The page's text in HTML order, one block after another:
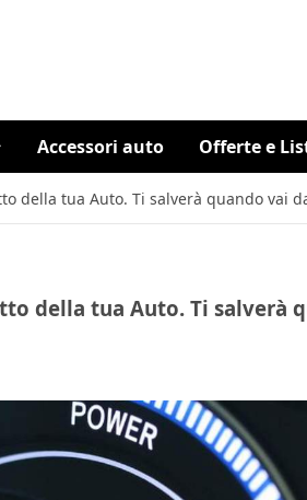
Accessori auto Offerte e
della tua Auto. Ti salverà quando vai
della tua Auto. Ti salverà